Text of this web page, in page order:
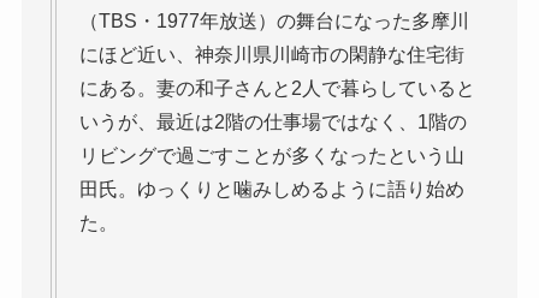
（TBS・1977年放送）の舞台になった多摩川
にほど近い、神奈川県川崎市の閑静な住宅街
にある。妻の和子さんと2人で暮らしていると
いうが、最近は2階の仕事場ではなく、1階の
リビングで過ごすことが多くなったという山
田氏。ゆっくりと噛みしめるように語り始め
た。